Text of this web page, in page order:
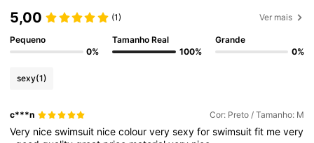
5,00 (1) Ver mais
Pequeno
0%
Tamanho Real
100%
Grande
0%
sexy(1)
c***n Cor: Preto / Tamanho: M
Very niceswimsuit nicecolourverysexyforswimsuitfit mevery